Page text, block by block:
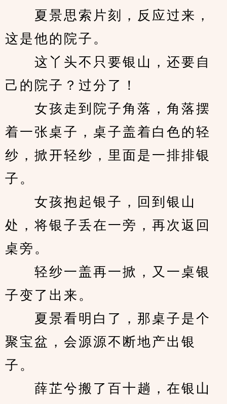
夏景思索片刻，反应过来，
这是他的院子。
这丫头不只要银山，还要自
己的院子？过分了！
女孩走到院子角落，角落摆
着一张桌子，桌子盖着白色的轻
纱，掀开轻纱，里面是一排排银
子。
女孩抱起银子，回到银山
处，将银子丢在一旁，再次返回
桌旁。
轻纱一盖再一掀，又一桌银
子变了出来。
夏景看明白了，那桌子是个
聚宝盆，会源源不断地产出银
子。
薛芷兮搬了百十趟，在银山